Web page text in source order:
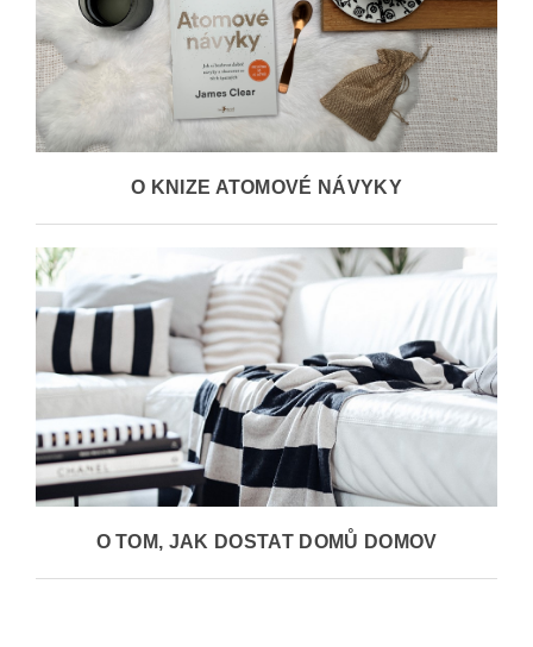
O KNIZE ATOMOVÉ NÁVYKY
O TOM, JAK DOSTAT DOMŮ DOMOV